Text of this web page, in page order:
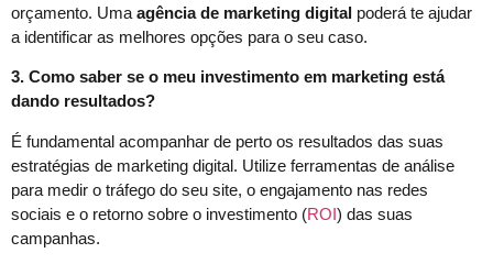
orçamento. Uma agência de marketing digital poderá te ajudar
a identificar as melhores opções para o seu caso.
3. Como saber se o meu investimento em marketing está
dando resultados?
É fundamental acompanhar de perto os resultados das suas
estratégias de marketing digital. Utilize ferramentas de análise
para medir o tráfego do seu site, o engajamento nas redes
sociais e o retorno sobre o investimento (ROI) das suas
campanhas.